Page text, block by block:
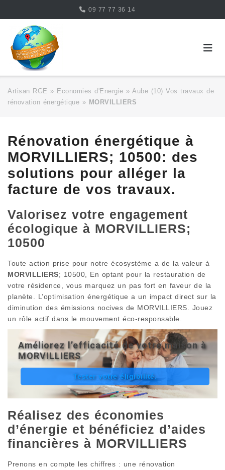
content
09 77 77 36 14
Artisan RGE » Economies d'Energie » Aube (10) Vos travaux de
rénovation énergétique » MORVILLIERS
Rénovation énergétique à
MORVILLIERS; 10500: des
solutions pour alléger la
facture de vos travaux.
Valorisez votre engagement
écologique à MORVILLIERS;
10500
Toute action prise pour notre écosystème a de la valeur à
MORVILLIERS; 10500, En optant pour la restauration de
votre résidence, vous marquez un pas fort en faveur de la
planète. L’optimisation énergétique a un impact direct sur la
diminution des émissions nocives de MORVILLIERS. Jouez
un rôle actif dans le mouvement éco-responsable.
Améliorez l’efficacité de votre maison à
MORVILLIERS
Tester votre éligibilité.
Réalisez des économies
d’énergie et bénéficiez d’aides
financières à MORVILLIERS
Prenons en compte les chiffres : une rénovation